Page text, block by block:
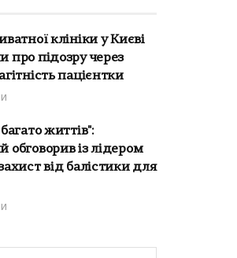
клініки у Києві
про підозру через
пацієнтки
життів":
обговорив із лідером
від балістики для